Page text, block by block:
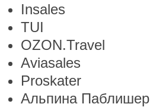
Insales
TUI
OZON.Travel
Aviasales
Proskater
Альпина Паблишер